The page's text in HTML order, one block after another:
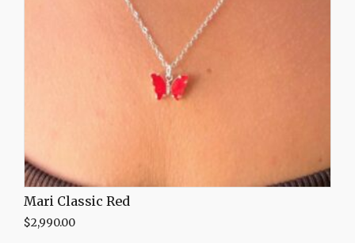
Mari Classic Red
$2,990.00